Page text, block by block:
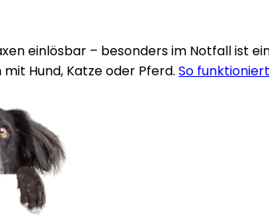
einlösbar – besonders im Notfall ist
Hund, Katze oder Pferd. So